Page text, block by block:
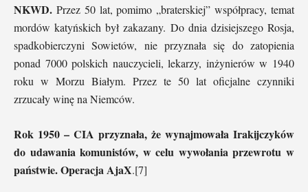
NKWD. Przez 50 lat, pomimo „braterskiej” współpracy, temat
mordów katyńskich był zakazany. Do dnia dzisiejszego Rosja,
spadkobierczyni Sowietów, nie przyznała się do zatopienia
ponad 7000 polskich nauczycieli, lekarzy, inżynierów w 1940
roku w Morzu Białym. Przez te 50 lat oficjalne czynniki
zrzucały winę na Niemców.
Rok 1950 – CIA przyznała, że wynajmowała Irakijczyków
do udawania komunistów, w celu wywołania przewrotu w
państwie. Operacja AjaX.[7]